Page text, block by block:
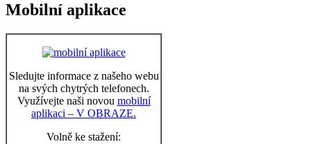
Mobilní aplikace
Sledujte informace z našeho webu
na svých chytrých telefonech.
Využívejte naši novou mobilní
aplikaci – V OBRAZE.
Volně ke stažení: